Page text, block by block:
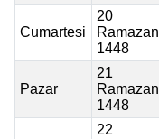
Cumartesi
20
Ramazan
1448
Pazar
21
Ramazan
1448
22